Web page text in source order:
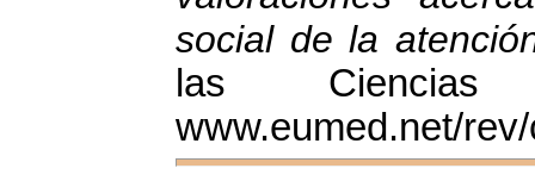
social de la
las
www.eumed.net/